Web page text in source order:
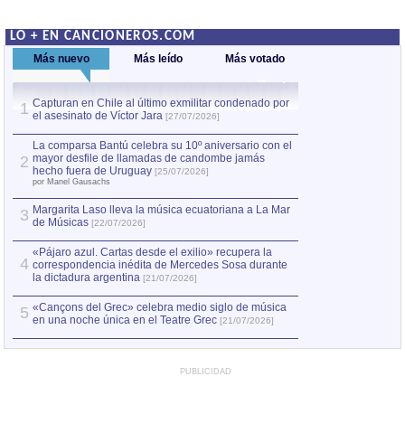
LO + EN CANCIONEROS.COM
Más nuevo Más leído Más votado
1 Capturan en Chile al último exmilitar condenado por
el asesinato de Víctor Jara [27/07/2026]
2
La comparsa Bantú celebra su 10º aniversario con el
mayor desfile de llamadas de candombe jamás
hecho fuera de Uruguay [25/07/2026]
por Manel Gausachs
3 Margarita Laso lleva la música ecuatoriana a La Mar
de Músicas [22/07/2026]
4
«Pájaro azul. Cartas desde el exilio» recupera la
correspondencia inédita de Mercedes Sosa durante
la dictadura argentina [21/07/2026]
5 «Cançons del Grec» celebra medio siglo de música
en una noche única en el Teatre Grec [21/07/2026]
PUBLICIDAD